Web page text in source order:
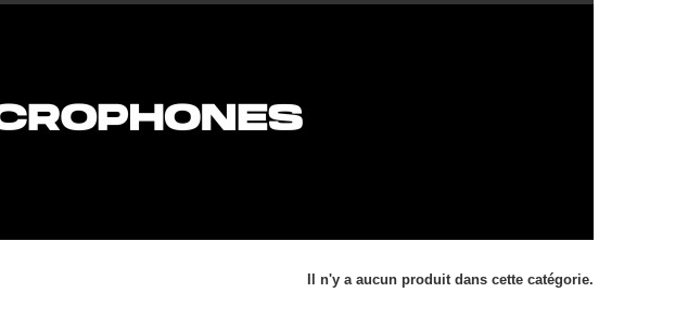
Il n'y a aucun produit dans cette catégorie.